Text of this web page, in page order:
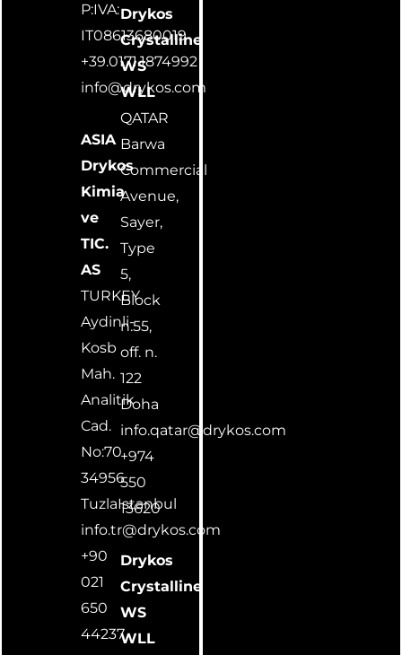
P:IVA:
IT08613680019
+39.0171.1874992
info@drykos.com
ASIA
Drykos
Kimia
ve
TIC.
AS
TURKEY
Aydinli-
Kosb
Mah.
Analitik
Cad.
No:70
34956
TuzlaIstanbul
info.tr@drykos.com
+90
021
650
44237
Drykos
Crystalline
WS
WLL
QATAR
Barwa
Commercial
Avenue,
Sayer,
Type
5,
Block
n.55,
off. n.
122
Doha
info.qatar@drykos.com
+974
550
13620
Drykos
Crystalline
WS
WLL